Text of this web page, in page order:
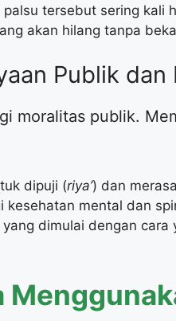
tersebut sering kali
akan hilang tanpa
Publik dan
moralitas publik.
dipuji (riya’) dan
mental dan
yang dimulai dengan